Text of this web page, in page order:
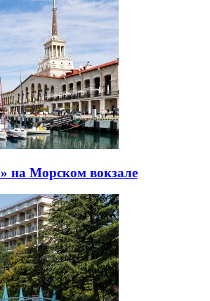
на Морском вокзале